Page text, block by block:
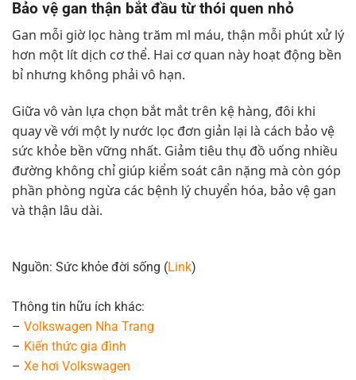
Bảo vệ gan thận bắt đầu từ thói quen nhỏ
Gan mỗi giờ lọc hàng trăm ml máu, thận mỗi phút xử lý
hơn một lít dịch cơ thể. Hai cơ quan này hoạt động bền
bỉ nhưng không phải vô hạn.
Giữa vô vàn lựa chọn bắt mắt trên kệ hàng, đôi khi
quay về với một ly nước lọc đơn giản lại là cách bảo vệ
sức khỏe bền vững nhất. Giảm tiêu thụ đồ uống nhiều
đường không chỉ giúp kiểm soát cân nặng mà còn góp
phần phòng ngừa các bệnh lý chuyển hóa, bảo vệ gan
và thận lâu dài.
Nguồn: Sức khỏe đời sống (Link)
Thông tin hữu ích khác:
– Volkswagen Nha Trang
– Kiến thức gia đình
– Xe hơi Volkswagen